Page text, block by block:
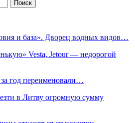
и база». Дворец водных видов…
Vesta, Jetour — недорогой
за год переименовали…
в Литву огромную сумму